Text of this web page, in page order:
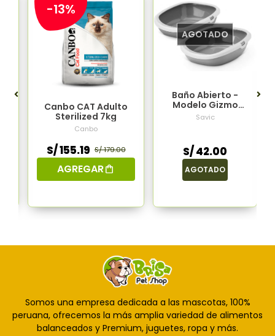
-13%
Canbo CAT Adulto
Sterilized 7kg
Canbo
S/ 179.00
S/ 155.19
AGREGAR
AGOTADO
Baño Abierto -
Modelo Gizmo
(Mediano)
Savic
S/ 42.00
AGOTADO
Somos una empresa dedicada a las mascotas, 100%
peruana, ofrecemos la más amplia variedad de alimentos
balanceados y Premium, juguetes, ropa y más.